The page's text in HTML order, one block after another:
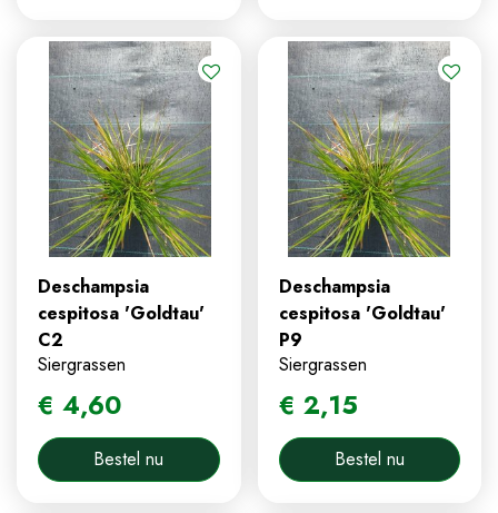
Deschampsia
cespitosa 'Goldtau'
C2
Siergrassen
€ 4,60
Bestel nu
Deschampsia
cespitosa 'Goldtau'
P9
Siergrassen
€ 2,15
Bestel nu